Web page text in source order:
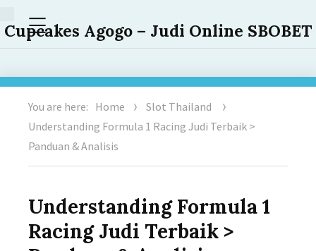
Cupcakes Agogo – Judi Online SBOBET
Menu
You are here: Home
Slot Thailand
Understanding Formula 1 Racing Judi Terbaik >
Panduan & Analisis
Understanding Formula 1
Racing Judi Terbaik >